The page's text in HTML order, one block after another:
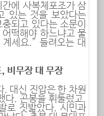
에 사복체포조가 삼
있는 것을 보았다는
되고 있다는 소문이
떡해야 하느냐고 물
세요.” 들려오는 대
비무장 대 무장
. 대신 진압은 한 차원
다. 곤봉을 휘둘렀고,
로 짓밟았다. 시민과